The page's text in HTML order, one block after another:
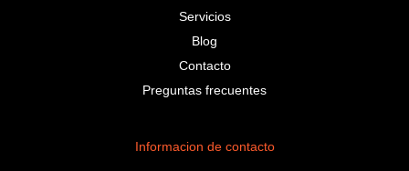
Servicios
Blog
Contacto
Preguntas frecuentes
Informacion de contacto